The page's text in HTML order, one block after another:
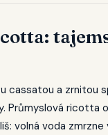
cassatou a zrnitou
Průmyslová ricotta
volná voda